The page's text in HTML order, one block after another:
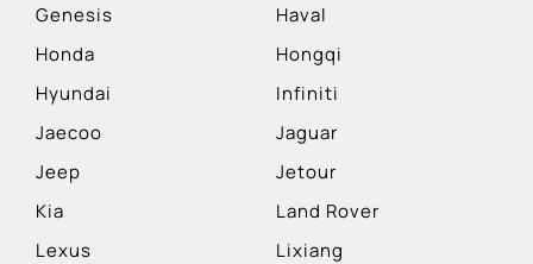
Genesis
Haval
Honda
Hongqi
Hyundai
Infiniti
Jaecoo
Jaguar
Jeep
Jetour
Kia
Land Rover
Lexus
Lixiang